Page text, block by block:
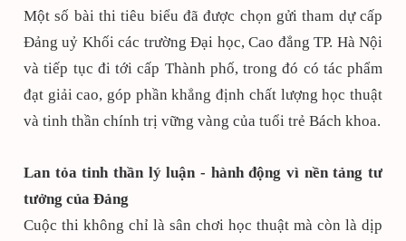
Một số bài thi tiêu biểu đã được chọn gửi tham dự cấp
Đảng uỷ Khối các trường Đại học, Cao đẳng TP. Hà Nội
và tiếp tục đi tới cấp Thành phố, trong đó có tác phẩm
đạt giải cao, góp phần khẳng định chất lượng học thuật
và tinh thần chính trị vững vàng của tuổi trẻ Bách khoa.
Lan tỏa tinh thần lý luận - hành động vì nền tảng tư
tưởng của Đảng
Cuộc thi không chỉ là sân chơi học thuật mà còn là dịp